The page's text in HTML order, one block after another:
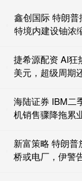
鑫创国际 特朗
特境内建设铀浓
捷希源配资 AI狂
美元，超级周期
海陆证券 IBM二
机销售骤降拖累
新富策略 特朗
桥或电厂，伊警